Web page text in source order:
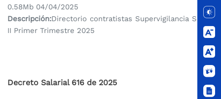
0.58Mb 04/04/2025
Descripción:Directorio contratistas Supervigilancia SIGEP
II Primer Trimestre 2025
Decreto Salarial 616 de 2025